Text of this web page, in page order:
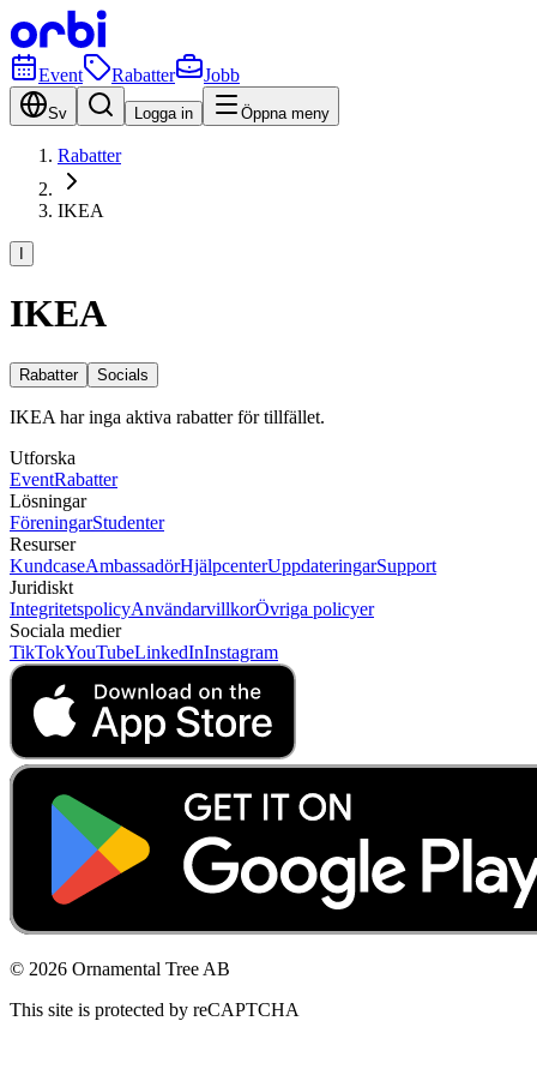
Event Rabatter Jobb
Sv Logga in Öppna meny
Rabatter
IKEA
IKEA
Rabatter Socials
IKEA har inga aktiva rabatter för tillfället.
Utforska
EventRabatter
Lösningar
FöreningarStudenter
Resurser
KundcaseAmbassadörHjälpcenterUppdateringarSupport
Juridiskt
IntegritetspolicyAnvändarvillkorÖvriga policyer
Sociala medier
TikTokYouTubeLinkedInInstagram
© 2026 Ornamental Tree AB
This site is protected by reCAPTCHA